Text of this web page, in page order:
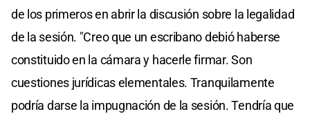
de los primeros en abrir la discusión sobre la legalidad
de la sesión. "Creo que un escribano debió haberse
constituido en la cámara y hacerle firmar. Son
cuestiones jurídicas elementales. Tranquilamente
podría darse la impugnación de la sesión. Tendría que